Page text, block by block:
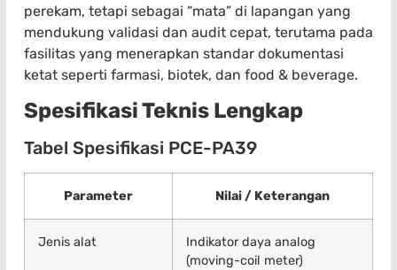
perekam, tetapi sebagai “mata” di lapangan yang
mendukung validasi dan audit cepat, terutama pada
fasilitas yang menerapkan standar dokumentasi
ketat seperti farmasi, biotek, dan food & beverage.
Spesifikasi Teknis Lengkap
Tabel Spesifikasi PCE-PA39
Parameter Nilai / Keterangan
Jenis alat
Indikator daya analog
(moving-coil meter)